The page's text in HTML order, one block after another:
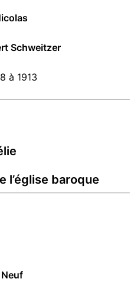
Schweitzer
à 1913
l’église baroque